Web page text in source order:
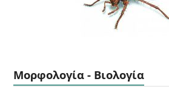
Μορφολογία - Βιολογία